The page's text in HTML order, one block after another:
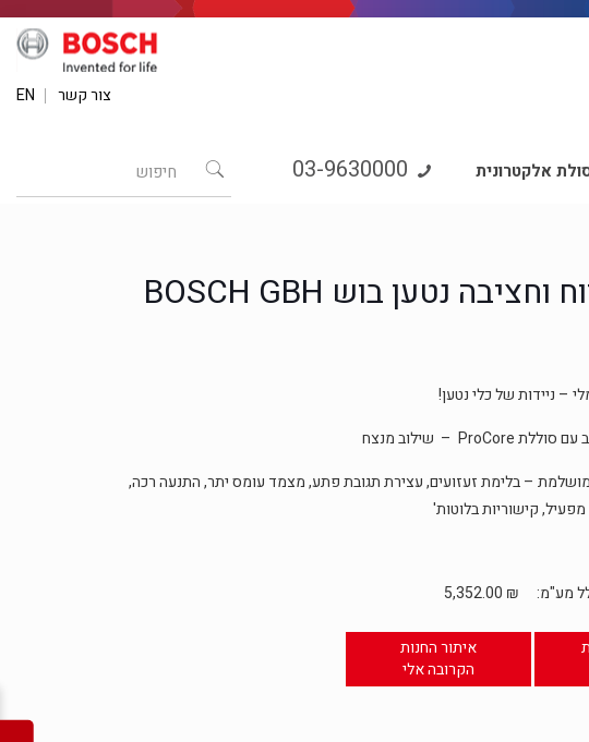
אלקטרונית
צור קשר EN
פטיש קידוח וחציבה נטען בוש BOSCH GBH
– ניידות של כלי נטען!
מושלמת – בלימת זעזועים, עצירת תגובת פתע, מצמד עומס יתר, התנעה רכה,
קישוריות בלוטות'
מע"מ:
5,352.00 ₪
איתור החנות
הקרובה אלי